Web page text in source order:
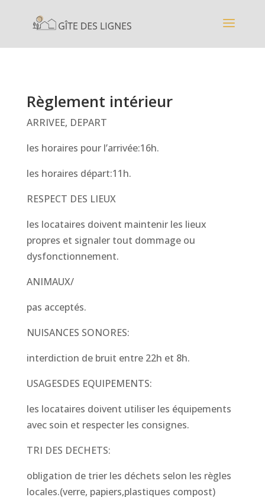
Règlement intérieur
ARRIVEE, DEPART
les horaires pour l’arrivée:16h.
les horaires départ:11h.
RESPECT DES LIEUX
les locataires doivent maintenir les lieux
propres et signaler tout dommage ou
dysfonctionnement.
ANIMAUX/
pas acceptés.
NUISANCES SONORES:
interdiction de bruit entre 22h et 8h.
USAGESDES EQUIPEMENTS:
les locataires doivent utiliser les équipements
avec soin et respecter les consignes.
TRI DES DECHETS:
obligation de trier les déchets selon les règles
locales.(verre, papiers,plastiques compost)